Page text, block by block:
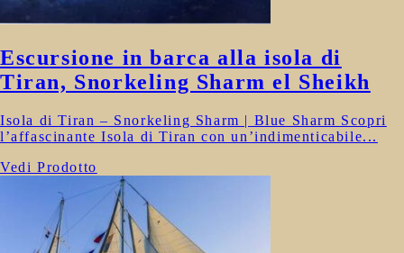
Escursione in barca alla isola di
Tiran, Snorkeling Sharm el Sheikh
Isola di Tiran – Snorkeling Sharm | Blue Sharm Scopri
l’affascinante Isola di Tiran con un’indimenticabile...
Vedi Prodotto